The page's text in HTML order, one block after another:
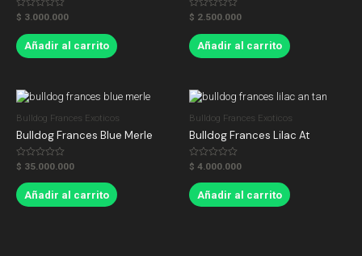
Valorado
en
de
5
$ 3.000.000
Añadir al carrito
Valorado
en
de
5
$ 2.500.000
Añadir al carrito
Bulldog Frances Exoticos
Bulldog Frances Blue Merle
Valorado
en
de
5
$ 35.000.000
Añadir al carrito
Bulldog Frances Exoticos
Bulldog Frances Lilac At
Valorado
en
de
5
$ 4.000.000
Añadir al carrito